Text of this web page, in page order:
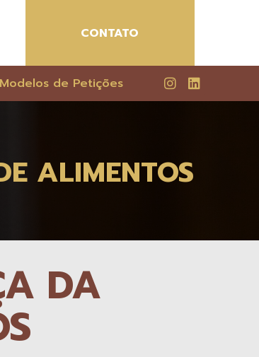
CONTATO
Modelos de Petições
ALIMENTOS
DA